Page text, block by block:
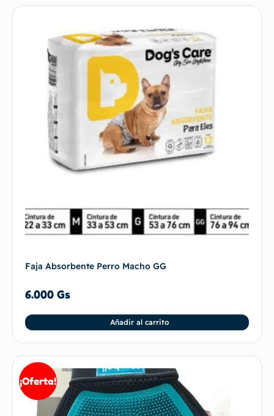
Faja Absorbente Perro Macho GG
6.000 Gs
Añadir al carrito
¡Oferta!